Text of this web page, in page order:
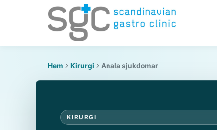
Hem Kirurgi Anala sjukdomar
KIRURGI